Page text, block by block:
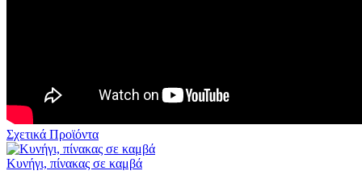
Σχετικά Προϊόντα
Κυνήγι, πίνακας σε καμβά